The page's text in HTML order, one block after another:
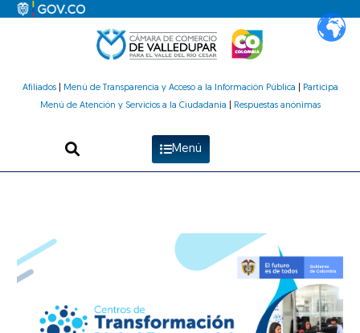
Afiliados| Menú de Transparencia y Acceso a la Información Pública
Participa
Menú de Atención y Servicios a la Ciudadanía
Respuestas anónimas
Menú